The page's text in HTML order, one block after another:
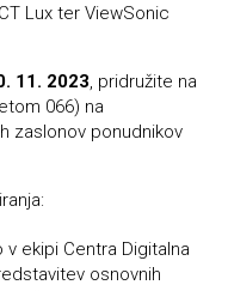
Lux ter ViewSonic
11. 2023, pridružite na
066) na
zaslonov ponudnikov
v ekipi Centra Digitalna
osnovnih